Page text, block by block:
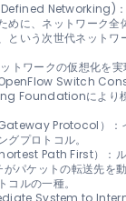
Networking)：
めに、ネットワーク全
という次世代ネットワ
トワークの仮想化を
Switch
Foundationにより
Protocol）：
グプロトコル。
Path First）：
がパケットの転送先を
コルの一種。
System to